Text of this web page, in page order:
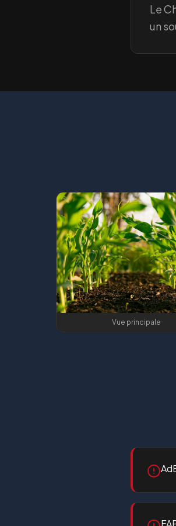
Le
un
Vue principale